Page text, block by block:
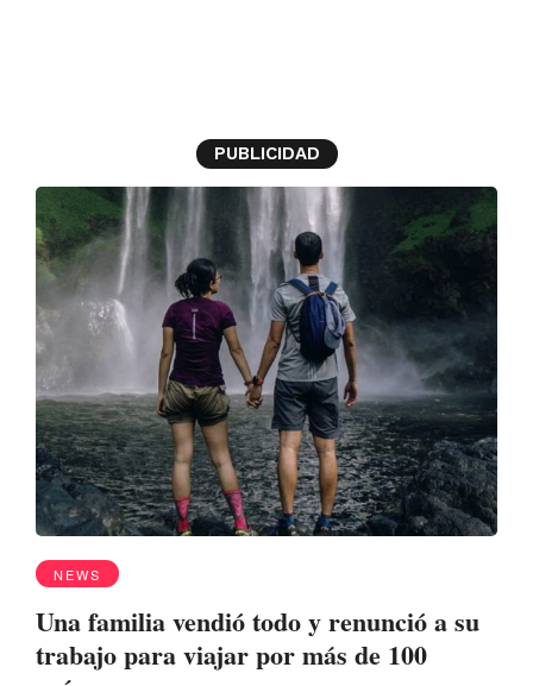
PUBLICIDAD
NEWS
Una familia vendió todo y renunció a su
trabajo para viajar por más de 100